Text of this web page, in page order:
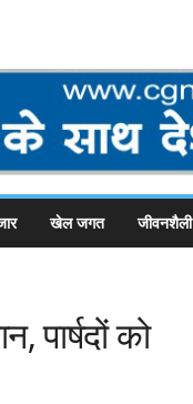
खेल जगत जीवनशैली
को